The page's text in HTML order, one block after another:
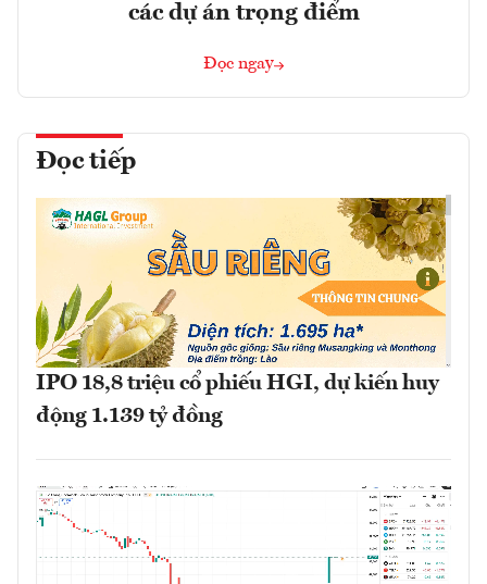
các dự án trọng điểm
Đọc ngay
Đọc tiếp
IPO 18,8 triệu cổ phiếu HGI, dự kiến huy
động 1.139 tỷ đồng